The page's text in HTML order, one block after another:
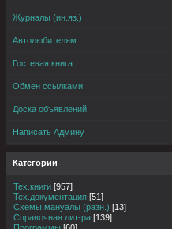
Журналы (ин.яз.)
Автолюбителям
Гостевая книга
Обмен ссылками
Доска объявлений
Написать Админу
Категории
Тех.книги [957]
Тех.документация [51]
Схемы,мануалы (разн.) [13]
Справочная лит-ра [139]